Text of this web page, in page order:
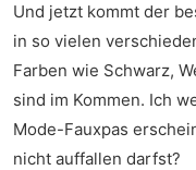
Und jetzt kommt der
in so vielen
Farben wie Schwarz,
sind im Kommen. Ich
Mode-Fauxpas
nicht auffallen darfst?